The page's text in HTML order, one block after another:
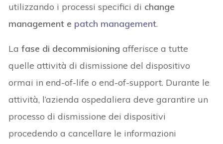
utilizzando i processi specifici di change
management e patch management.
Lafase di decommisioning afferisce a tutte
quelle attività di dismissione del dispositivo
ormai in end-of-life o end-of-support. Durante le
attività, l’azienda ospedaliera deve garantire un
processo di dismissione dei dispositivi
procedendo a cancellare le informazioni